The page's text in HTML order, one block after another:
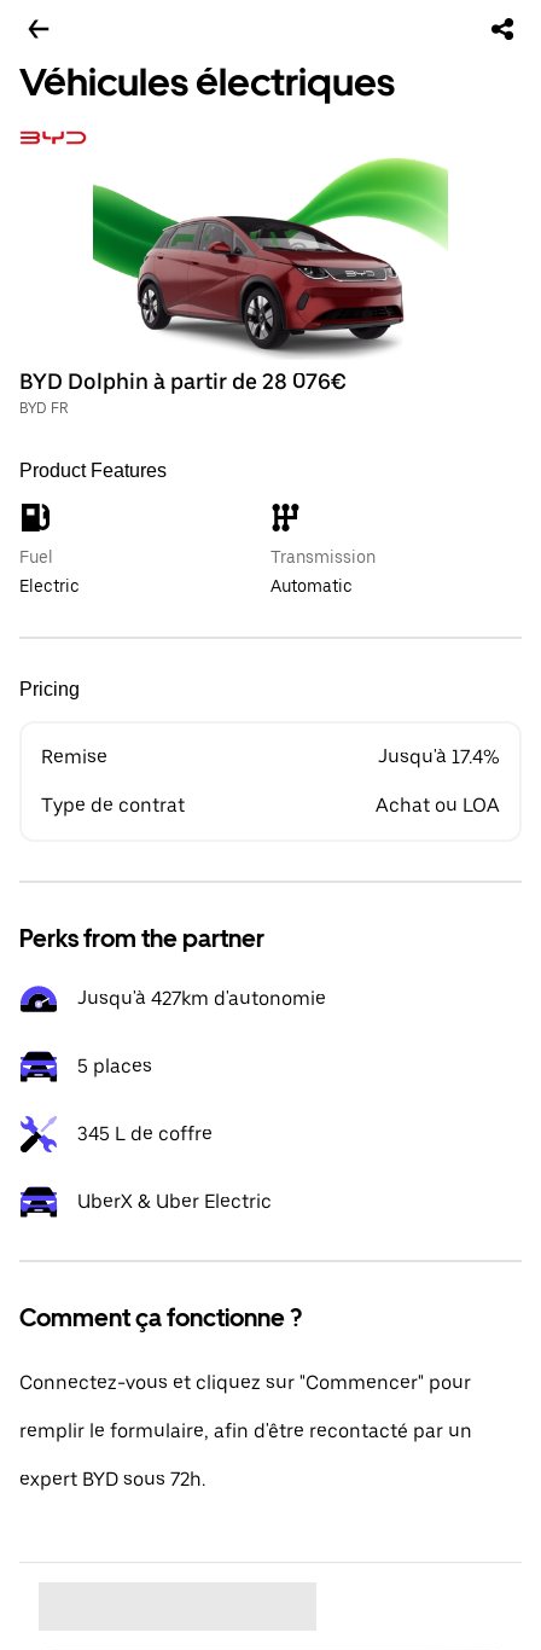
Véhicules électriques
BYD Dolphin à partir de 28 076€
BYD FR
Product Features
Fuel
Electric
Transmission
Automatic
Pricing
Remise Jusqu'à 17.4%
Type de contrat Achat ou LOA
Perks from the partner
Jusqu'à 427km d'autonomie
5 places
345 L de coffre
UberX & Uber Electric
Comment ça fonctionne ?
Connectez-vous et cliquez sur "Commencer" pour
remplir le formulaire, afin d'être recontacté par un
expert BYD sous 72h.